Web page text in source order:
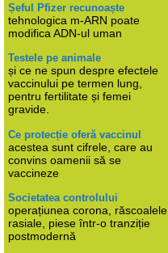
Șeful Pfizer recunoaște
tehnologica m-ARN poate
modifica ADN-ul uman
Testele pe animale
și ce ne spun despre efectele
vaccinului pe termen lung,
pentru fertilitate și femei
gravide.
Ce protecție oferă vaccinul
acestea sunt cifrele, care au
convins oamenii să se
vaccineze
Societatea controlului
operațiunea corona, răscoalele
rasiale, piese într-o tranziție
postmodernă